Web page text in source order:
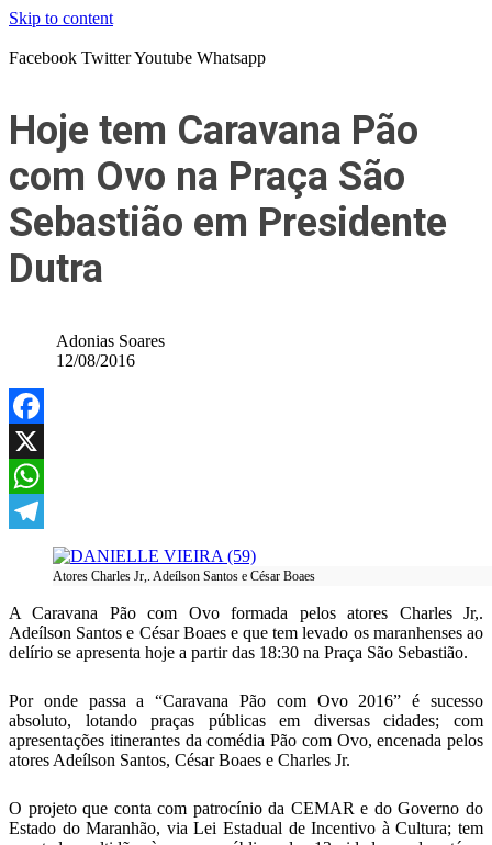
Skip to content
Facebook TwitterYoutube Whatsapp
Hoje tem Caravana Pão
com Ovo na Praça São
Sebastião em Presidente
Dutra
Adonias Soares
12/08/2016
Facebook
X
WhatsApp
Telegram
Atores Charles Jr,. Adeílson Santos e César Boaes
A Caravana Pão com Ovo formada pelos atores Charles Jr,.
Adeílson Santos e César Boaes e que tem levado os maranhenses ao
delírio se apresenta hoje a partir das 18:30 na Praça São Sebastião.
Por onde passa a “Caravana Pão com Ovo 2016” é sucesso
absoluto, lotando praças públicas em diversas cidades; com
apresentações itinerantes da comédia Pão com Ovo, encenada pelos
atores Adeílson Santos, César Boaes e Charles Jr.
O projeto que conta com patrocínio da CEMAR e do Governo do
Estado do Maranhão, via Lei Estadual de Incentivo à Cultura; tem